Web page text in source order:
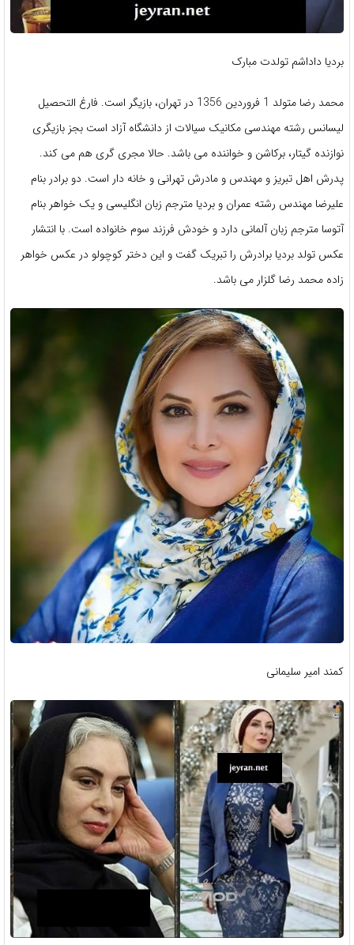
بردیا داداشم تولدت مبارک
محمد رضا متولد 1 فروردین 1356 در تهران، بازیگر است. فارغ التحصیل
لیسانس رشته مهندسی مکانیک سیالات از دانشگاه آزاد است بجز بازیگری
نوازنده گیتار، برکاشن و خواننده می باشد. حالا مجری گری هم می کند.
پدرش اهل تبریز و مهندس و مادرش تهرانی و خانه دار است. دو برادر بنام
علیرضا مهندس رشته عمران و بردیا مترجم زبان انگلیسی و یک خواهر بنام
آتوسا مترجم زبان آلمانی دارد و خودش فرزند سوم خانواده است. با انتشار
عکس تولد بردیا برادرش را تبریک گفت و این دختر کوچولو در عکس خواهر
زاده محمد رضا گلزار می باشد.
کمند امیر سلیمانی